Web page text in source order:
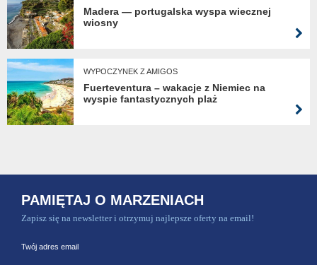
Madera — portugalska wyspa wiecznej
wiosny
WYPOCZYNEK Z AMIGOS
Fuerteventura – wakacje z Niemiec na
wyspie fantastycznych plaż
PAMIĘTAJ O MARZENIACH
Zapisz się na newsletter i otrzymuj najlepsze oferty na email!
Twój adres email